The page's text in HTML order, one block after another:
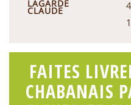
LAGARDE
CLAUDE
FAITES
CHABANAIS